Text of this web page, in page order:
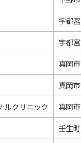
宇都
宇都
真岡
真岡
ルクリニック
真岡
壬生